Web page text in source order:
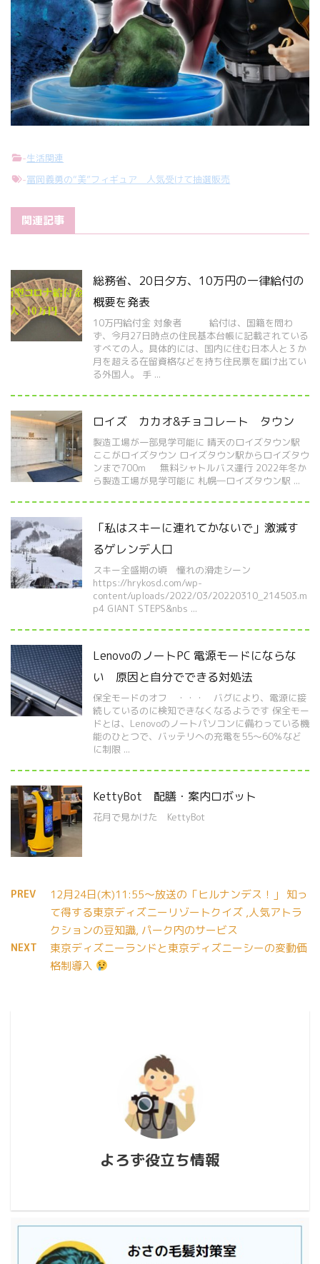
-生活関連
-冨岡義勇の“美”フィギュア 人気受けて抽選販売
関連記事
総務省、20日夕方、10万円の一律給付の
概要を発表
10万円給付金 対象者 給付は、国籍を問わ
ず、今月27日時点の住民基本台帳に記載されている
すべての人。具体的には、国内に住む日本人と３か
月を超える在留資格などを持ち住民票を届け出てい
る外国人。 手 ...
ロイズ カカオ&チョコレート タウン
製造工場が一部見学可能に 晴天のロイズタウン駅
ここがロイズタウン ロイズタウン駅からロイズタウ
ンまで700m 無料シャトルバス運行 2022年冬か
ら製造工場が見学可能に 札幌―ロイズタウン駅 ...
「私はスキーに連れてかないで」激減す
るゲレンデ人口
スキー全盛期の頃 憧れの滑走シーン
https://hrykosd.com/wp-
content/uploads/2022/03/20220310_214503.m
p4 GIANT STEPS&nbs ...
LenovoのノートPC 電源モードにならな
い 原因と自分でできる対処法
保全モードのオフ ・・・ バグにより、電源に接
続しているのに検知できなくなるようです 保全モー
ドとは、Lenovoのノートパソコンに備わっている機
能のひとつで、バッテリへの充電を55〜60％など
に制限 ...
KettyBot 配膳・案内ロボット
花月で見かけた KettyBot
PREV
12月24日(木)11:55～放送の「ヒルナンデス！」 知っ
て得する東京ディズニーリゾートクイズ ,人気アトラ
クションの豆知識, パーク内のサービス
NEXT
東京ディズニーランドと東京ディズニーシーの変動価
格制導入
よろず役立ち情報